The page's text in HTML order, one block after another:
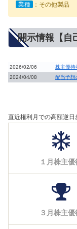
業種
：その他製品
開示情報【自
2026/02/06
株主優待
2024/04/08
配当予想
直近権利月での高額逆日
１月株主優
３月株主優